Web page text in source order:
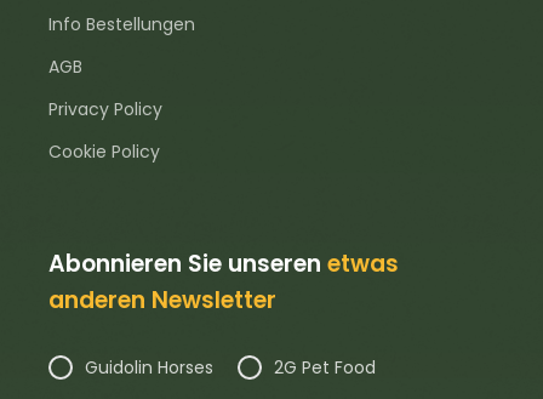
Info Bestellungen
AGB
Privacy Policy
Cookie Policy
Abonnieren Sie unserenetwas
anderen Newsletter
Guidolin Horses 2G Pet Food